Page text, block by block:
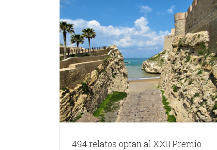
494 relatos optan al XXII Premio